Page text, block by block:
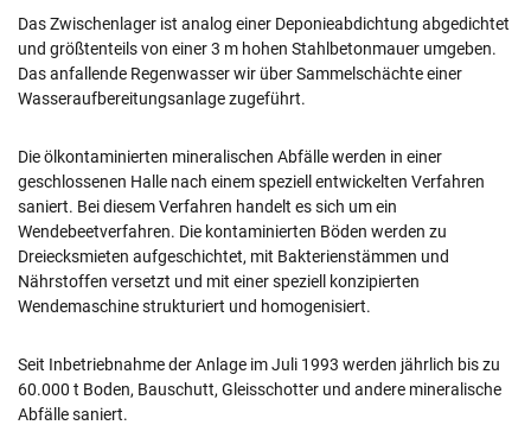
Das Zwischenlager ist analog einer Deponieabdichtung abgedichtet
und größtenteils von einer 3 m hohen Stahlbetonmauer umgeben.
Das anfallende Regenwasser wir über Sammelschächte einer
Wasseraufbereitungsanlage zugeführt.
Die ölkontaminierten mineralischen Abfälle werden in einer
geschlossenen Halle nach einem speziell entwickelten Verfahren
saniert. Bei diesem Verfahren handelt es sich um ein
Wendebeetverfahren. Die kontaminierten Böden werden zu
Dreiecksmieten aufgeschichtet, mit Bakterienstämmen und
Nährstoffen versetzt und mit einer speziell konzipierten
Wendemaschine strukturiert und homogenisiert.
Seit Inbetriebnahme der Anlage im Juli 1993 werden jährlich bis zu
60.000 t Boden, Bauschutt, Gleisschotter und andere mineralische
Abfälle saniert.